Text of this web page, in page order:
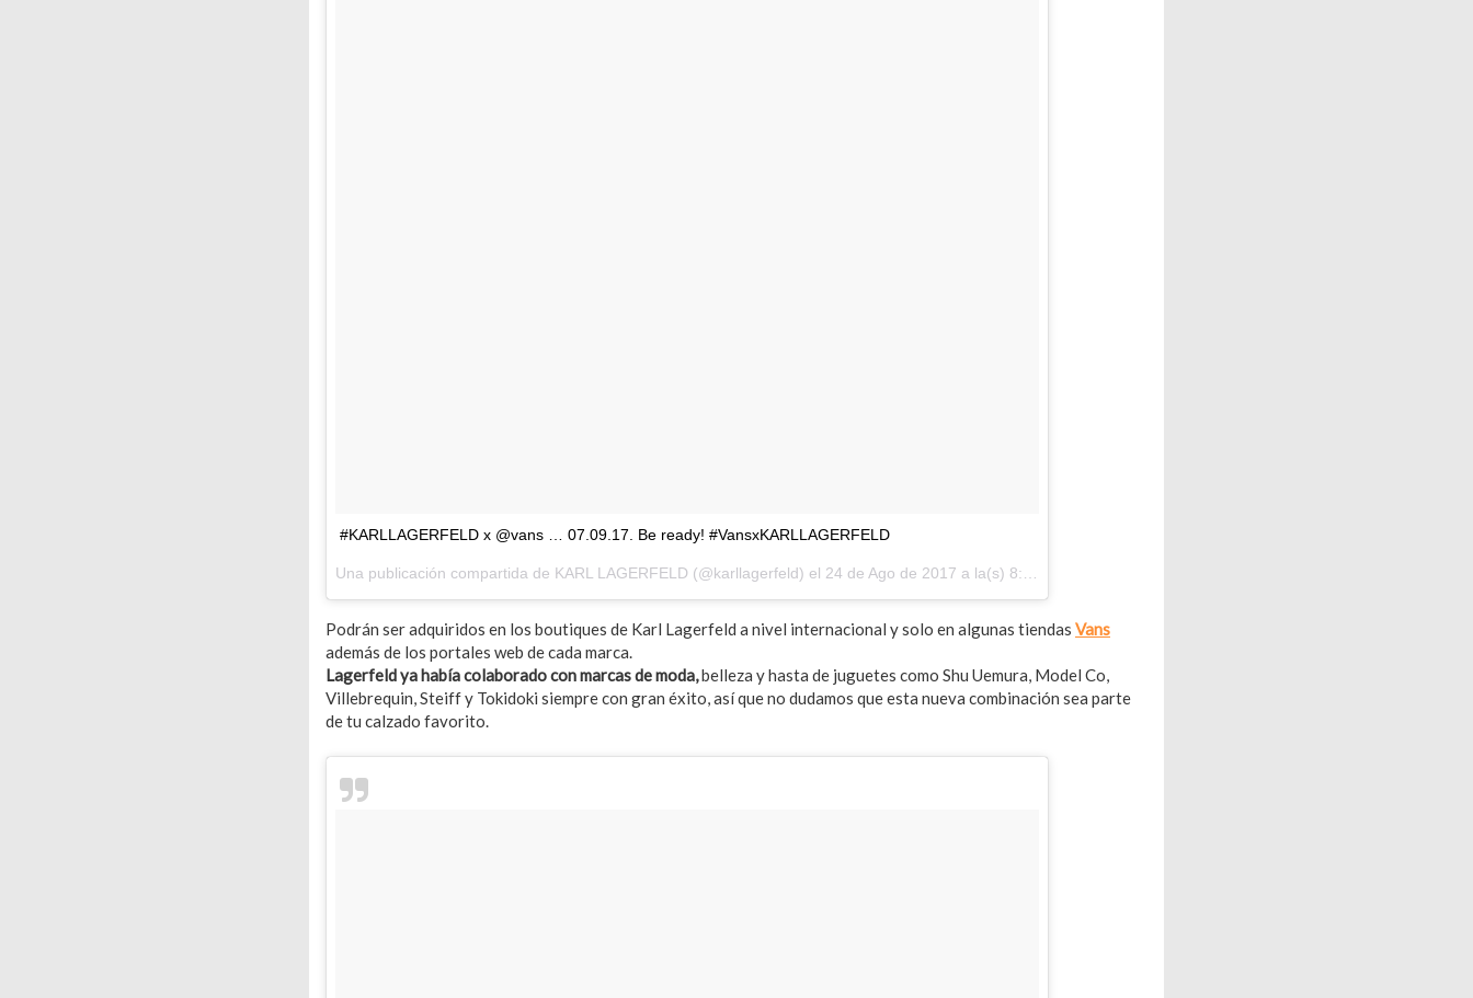
#KARLLAGERFELD x @vans … 07.09.17. Be ready! #VansxKARLLAGERFELD
Una publicación compartida de KARL LAGERFELD (@karllagerfeld) el 24 de Ago de 2017 a la(s) 8:18 PDT
Podrán ser adquiridos en los boutiques de Karl Lagerfeld a nivel internacional y solo en algunas tiendas Vans
además de los portales web de cada marca.
Lagerfeld ya había colaborado con marcas de moda,belleza y hasta de juguetes como Shu Uemura, Model Co,
Villebrequin, Steiff y Tokidoki siempre con gran éxito, así que no dudamos que esta nueva combinación sea parte
de tu calzado favorito.